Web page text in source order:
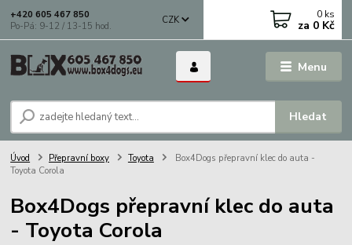
Menu
CZK
Hledat
+420 605 467 850
Po-Pá: 9-12 / 13-15 hod.
0 ks
za 0 Kč
Úvod Přepravní boxy Toyota
Box4Dogs přepravní klec do auta -
Toyota Corola
Box4Dogs přepravní klec do auta
- Toyota Corola